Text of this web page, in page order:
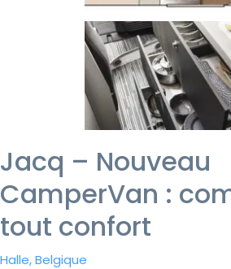
Jacq – Nouveau
CamperVan :
tout confort
Halle, Belgique